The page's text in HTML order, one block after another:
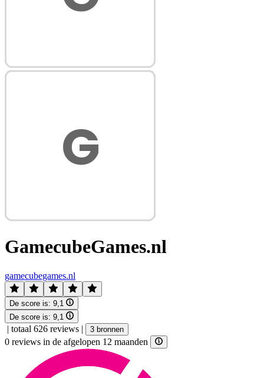
GamecubeGames.nl
gamecubegames.nl
De score is: 9,1
De score is: 9,1
| totaal 626 reviews | 3 bronnen
0 reviews in de afgelopen 12 maanden